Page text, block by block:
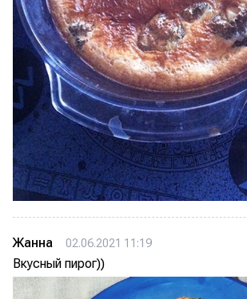
Жанна 02.06.2021 11:19
Вкусный пирог))